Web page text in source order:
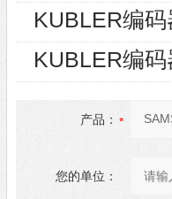
KUBLER编
KUBLER编
产品：
您的单位：